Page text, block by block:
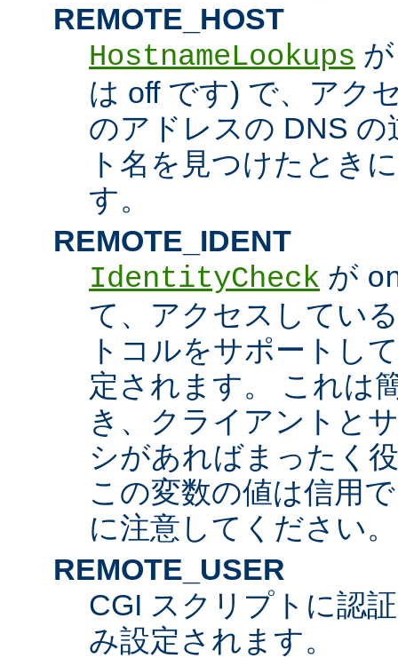
REMOTE_HOST
HostnameLookups
は off です) で、アク
のアドレスの DNS
ト名を見つけたとき
す。
REMOTE_IDENT
IdentityCheck が
て、アクセスしてい
トコルをサポートし
定されます。 これは
き、クライアントと
シがあればまったく
この変数の値は信用
に注意してください。
REMOTE_USER
CGI スクリプトに認
み設定されます。